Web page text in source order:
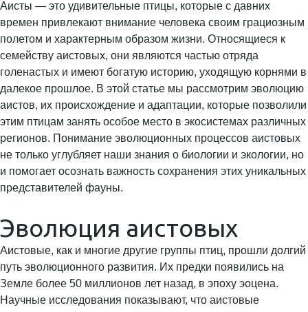
Аисты — это удивительные птицы, которые с давних
времен привлекают внимание человека своим грациозным
полетом и характерным образом жизни. Относящиеся к
семейству аистовых, они являются частью отряда
голенастых и имеют богатую историю, уходящую корнями в
далекое прошлое. В этой статье мы рассмотрим эволюцию
аистов, их происхождение и адаптации, которые позволили
этим птицам занять особое место в экосистемах различных
регионов. Понимание эволюционных процессов аистовых
не только углубляет наши знания о биологии и экологии, но
и помогает осознать важность сохранения этих уникальных
представителей фауны.
Эволюция аистовых
Аистовые, как и многие другие группы птиц, прошли долгий
путь эволюционного развития. Их предки появились на
Земле более 50 миллионов лет назад, в эпоху эоцена.
Научные исследования показывают, что аистовые